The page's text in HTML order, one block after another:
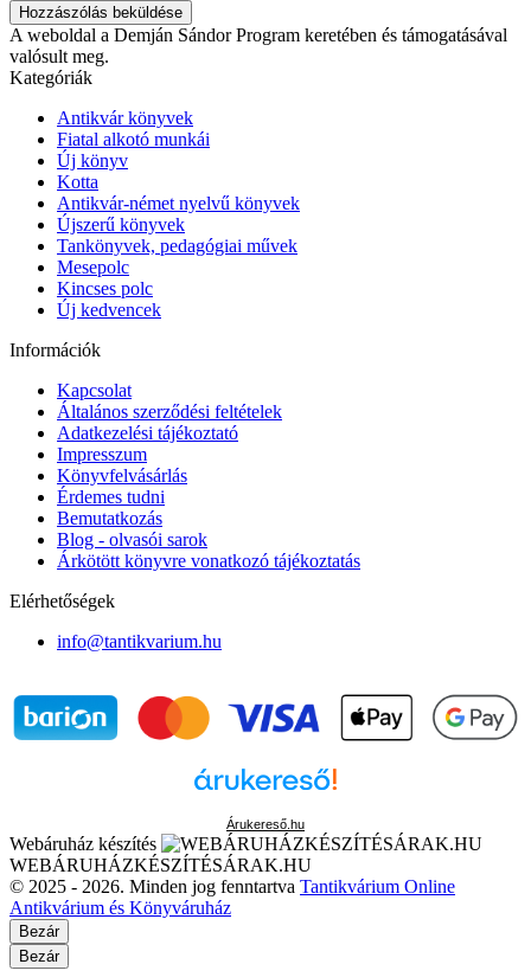
Hozzászólás beküldése
A weboldal a Demján Sándor Program keretében és támogatásával
valósult meg.
Kategóriák
Antikvár könyvek
Fiatal alkotó munkái
Új könyv
Kotta
Antikvár-német nyelvű könyvek
Újszerű könyvek
Tankönyvek, pedagógiai művek
Mesepolc
Kincses polc
Új kedvencek
Információk
Kapcsolat
Általános szerződési feltételek
Adatkezelési tájékoztató
Impresszum
Könyvfelvásárlás
Érdemes tudni
Bemutatkozás
Blog - olvasói sarok
Árkötött könyvre vonatkozó tájékoztatás
Elérhetőségek
info@tantikvarium.hu
Árukereső.hu
Webáruház készítés
WEBÁRUHÁZKÉSZÍTÉSÁRAK.HU
© 2025 - 2026. Minden jog fenntartva Tantikvárium Online
Antikvárium és Könyváruház
Bezár
Bezár